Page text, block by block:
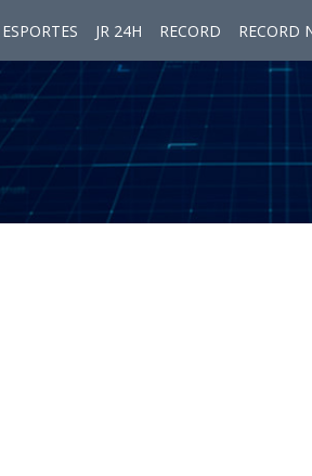
ESPORTES JR 24H RECORD RECORD